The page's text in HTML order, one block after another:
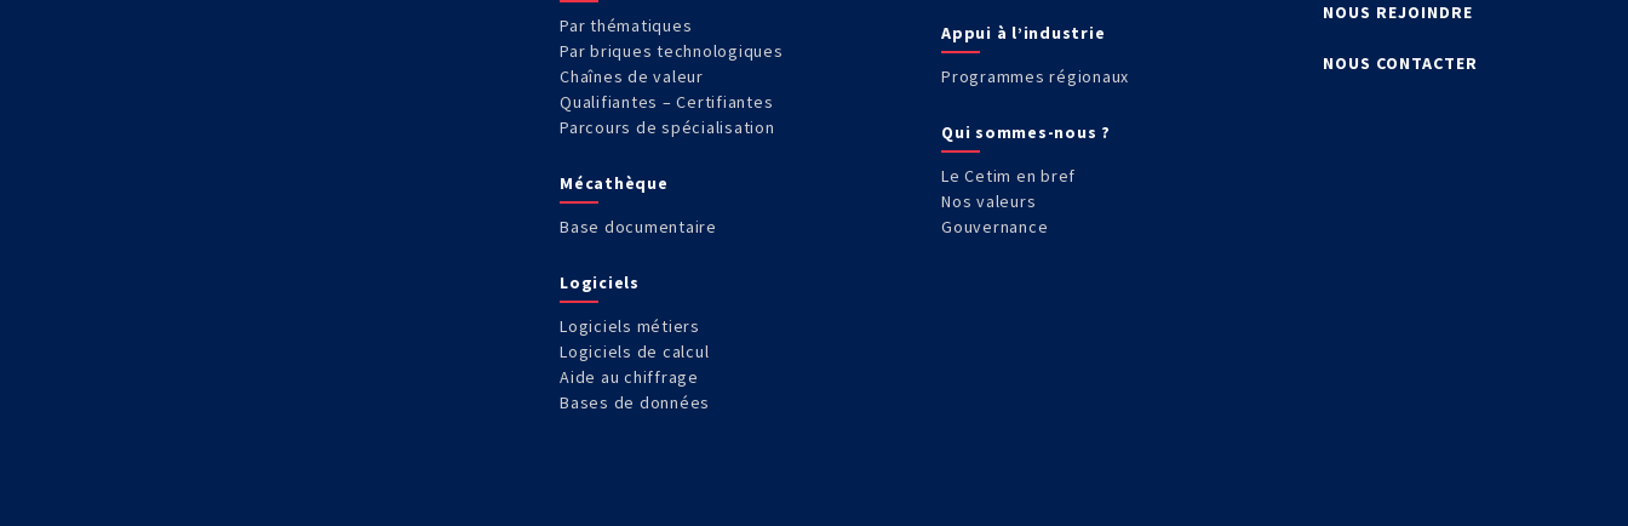
Par thématiques
Par briques technologiques
Chaînes de valeur
Qualifiantes – Certifiantes
Parcours de spécialisation
Mécathèque
Base documentaire
Logiciels
Logiciels métiers
Logiciels de calcul
Aide au chiffrage
Bases de données
Appui à l’industrie
Programmes régionaux
Qui sommes-nous ?
Le Cetim en bref
Nos valeurs
Gouvernance
NOUS REJOINDRE
NOUS CONTACTER